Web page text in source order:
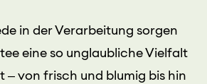
in der Verarbeitung sorgen
eine so unglaubliche Vielfalt
– von frisch und blumig bis hin